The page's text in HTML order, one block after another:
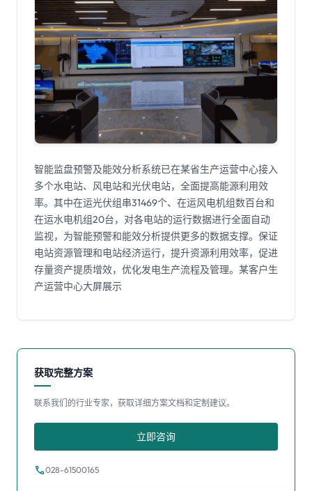
智能监盘预警及能效分析系统已在某省生产运营中心接入
多个水电站、风电站和光伏电站，全面提高能源利用效
率。其中在运光伏组串31469个、在运风电机组数百台和
在运水电机组20台，对各电站的运行数据进行全面自动
监视，为智能预警和能效分析提供更多的数据支撑。保证
电站资源管理和电站经济运行，提升资源利用效率，促进
存量资产提质增效，优化发电生产流程及管理。某客户生
产运营中心大屏展示
获取完整方案
联系我们的行业专家，获取详细方案文档和定制建议。
立即咨询
call028-61500165